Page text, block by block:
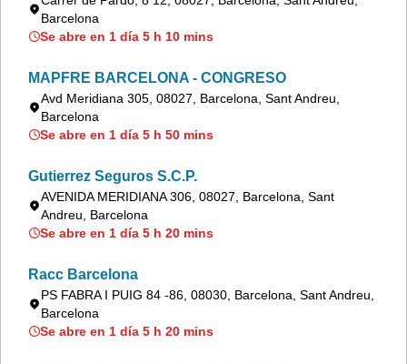
Barcelona
Se abre en 1 día 5 h 10 mins
MAPFRE BARCELONA - CONGRESO
Avd Meridiana 305, 08027, Barcelona, Sant Andreu,
Barcelona
Se abre en 1 día 5 h 50 mins
Gutierrez Seguros S.C.P.
AVENIDA MERIDIANA 306, 08027, Barcelona, Sant
Andreu, Barcelona
Se abre en 1 día 5 h 20 mins
Racc Barcelona
PS FABRA I PUIG 84 -86, 08030, Barcelona, Sant Andreu,
Barcelona
Se abre en 1 día 5 h 20 mins